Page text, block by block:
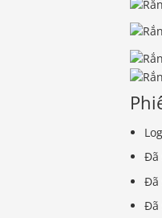
Đã
Đã
Đã